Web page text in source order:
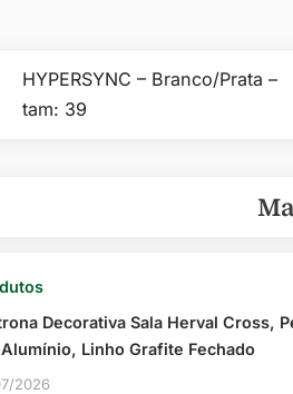
Previous
Post:
HYPERSYNC – Branco/Prata –
tam: 39
Decorativa Sala Herval Cross,
Linho Grafite Fechado
2026